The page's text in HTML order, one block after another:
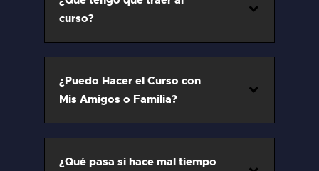
curso?
¿Puedo Hacer el Curso con
Mis Amigos o Familia?
¿Qué pasa si hace mal tiempo